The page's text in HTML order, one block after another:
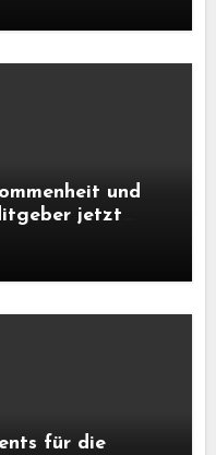
und
jetzt
für die